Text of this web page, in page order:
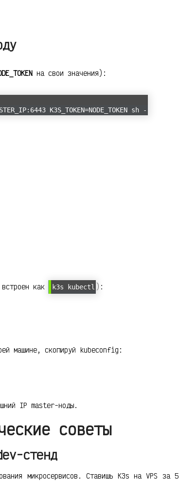
на свои значения):
K3S_TOKEN=NODE_TOKEN sh -
как k3s kubectl ):
машине, скопируй kubeconfig:
IP master-ноды.
советы
стенд
микросервисов. Ставишь K3s на VPS за 5